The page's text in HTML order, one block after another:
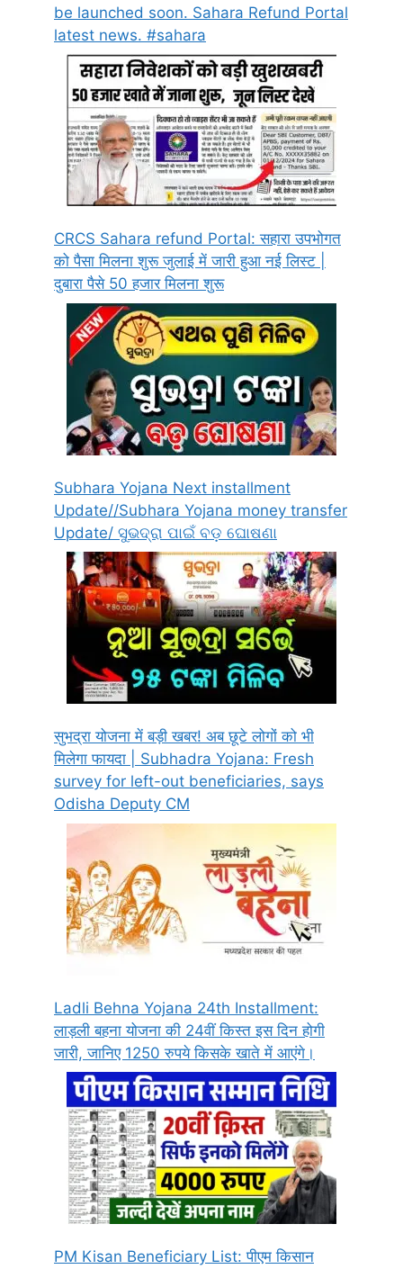
be launched soon. Sahara Refund Portal
latest news. #sahara
CRCS Sahara refund Portal: सहारा उपभोगत
को पैसा मिलना शुरू जुलाई में जारी हुआ नई लिस्ट |
दुबारा पैसे 50 हजार मिलना शुरू
Subhara Yojana Next installment
Update//Subhara Yojana money transfer
Update/ ସୁଭଦ୍ରା ପାଇଁ ବଡ଼ ଘୋଷଣା
सुभद्रा योजना में बड़ी खबर! अब छूटे लोगों को भी
मिलेगा फायदा | Subhadra Yojana: Fresh
survey for left-out beneficiaries, says
Odisha Deputy CM
Ladli Behna Yojana 24th Installment:
लाड़ली बहना योजना की 24वीं किस्त इस दिन होगी
जारी, जानिए 1250 रुपये किसके खाते में आएंगे।
PM Kisan Beneficiary List: पीएम किसान